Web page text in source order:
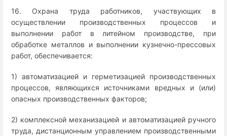
16. Охрана труда работников, участвующих в
осуществлении производственных процессов и
выполнении работ в литейном производстве, при
обработке металлов и выполнении кузнечно-прессовых
работ, обеспечивается:
1) автоматизацией и герметизацией производственных
процессов, являющихся источниками вредных и (или)
опасных производственных факторов;
2) комплексной механизацией и автоматизацией ручного
труда, дистанционным управлением производственными